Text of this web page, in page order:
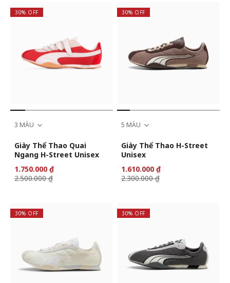
30% OFF
3 MÀU
Giày Thể Thao Quai
Ngang H-Street Unisex
1.750.000 ₫
2.500.000 ₫
30% OFF
5 MÀU
Giày Thể Thao H-Street
Unisex
1.610.000 ₫
2.300.000 ₫
30% OFF 30% OFF